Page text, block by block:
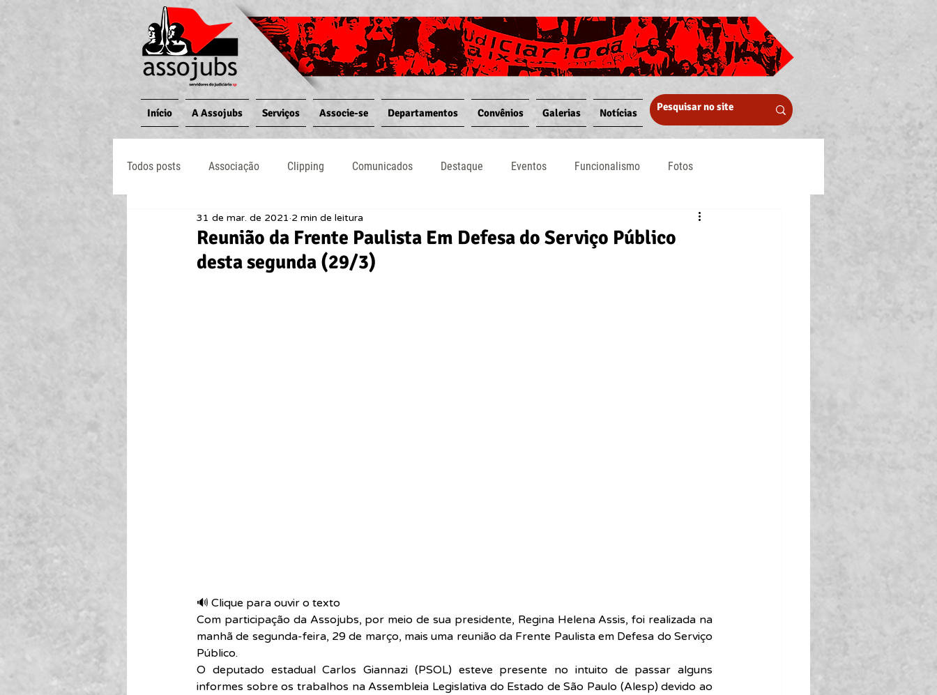
Início A Assojubs Serviços Associe-se Departamentos Convênios Galerias Notícias
Todos posts Associação Clipping Comunicados Destaque Eventos Funcionalismo Fotos
Jornal O Processo Judiciário Notícias
Reunião da Frente Paulista Em Defesa do Serviço Público
desta segunda (29/3)
31 de mar. de 2021 2 min de leitura
🔊 Clique para ouvir o texto
Com participação da Assojubs, por meio de sua presidente, Regina Helena Assis, foi realizada na
manhã de segunda-feira, 29 de março, mais uma reunião da Frente Paulista em Defesa do Serviço
Público.
O deputado estadual Carlos Giannazi (PSOL) esteve presente no intuito de passar alguns
informes sobre os trabalhos na Assembleia Legislativa do Estado de São Paulo (Alesp) devido ao